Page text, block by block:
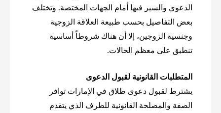
الدعوى والسير فيها أمام الجهات المختصة. وتختلف
بعض التفاصيل بحسب طبيعة العلاقة الزوجية
وجنسية الزوجين، إلا أن هناك شروطاً أساسية
تنطبق على معظم الحالات.
المتطلبات القانونية لقبول الدعوى
يشترط لقبول دعوى طلاق في الإمارات توافر
الصفة والمصلحة القانونية للطرف الذي يتقدم